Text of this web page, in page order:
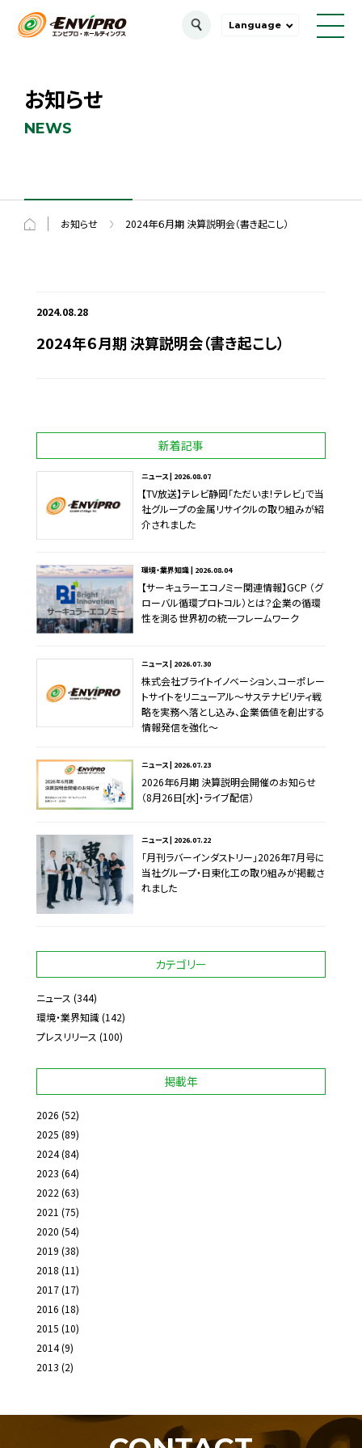
Language
お知らせ
NEWS
お知らせ 2024年６月期 決算説明会（書き起こし）
2024.08.28
2024年６月期 決算説明会（書き起こし）
新着記事
ニュース | 2026.08.07
【TV放送】テレビ静岡「ただいま！テレビ」で当
社グループの金属リサイクルの取り組みが紹
介されました
環境・業界知識 | 2026.08.04
【サーキュラーエコノミー関連情報】GCP （グ
ローバル循環プロトコル）とは？企業の循環
性を測る世界初の統一フレームワーク
ニュース | 2026.07.30
株式会社ブライトイノベーション、コーポレー
トサイトをリニューアル～サステナビリティ戦
略を実務へ落とし込み、企業価値を創出する
情報発信を強化～
ニュース | 2026.07.23
2026年6月期 決算説明会開催のお知らせ
（8月26日[水]・ライブ配信）
ニュース | 2026.07.22
「月刊ラバーインダストリー」2026年7月号に
当社グループ・日東化工の取り組みが掲載さ
れました
カテゴリー
ニュース (344)
環境・業界知識(142)
プレスリリース (100)
掲載年
2026 (52)
2025 (89)
2024(84)
2023 (64)
2022 (63)
2021 (75)
2020 (54)
2019 (38)
2018 (11)
2017(17)
2016 (18)
2015 (10)
2014(9)
2013 (2)